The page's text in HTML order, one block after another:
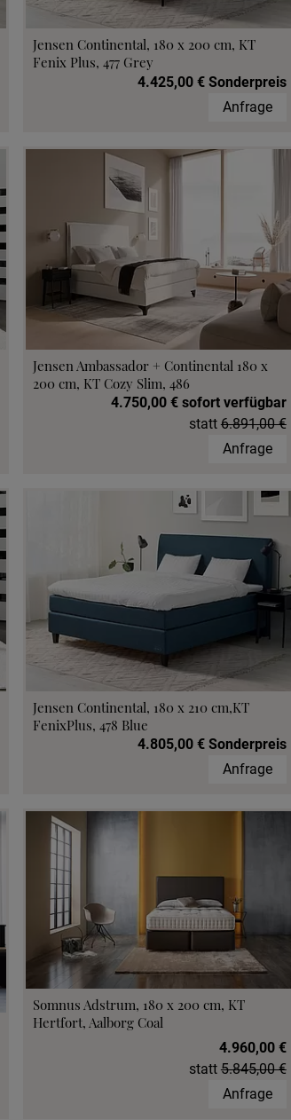
Jensen Continental, 180 x 200 cm, KT
Fenix Plus, 477 Grey
4.425,00 € Sonderpreis
Anfrage
Jensen Ambassador + Continental 180 x
200 cm, KT Cozy Slim, 486
4.750,00 € sofort verfügbar
statt 6.891,00 €
Anfrage
Jensen Continental, 180 x 210 cm,KT
FenixPlus, 478 Blue
4.805,00 € Sonderpreis
Anfrage
Somnus Adstrum, 180 x 200 cm, KT
Hertfort, Aalborg Coal
4.960,00 €
statt 5.845,00 €
Anfrage